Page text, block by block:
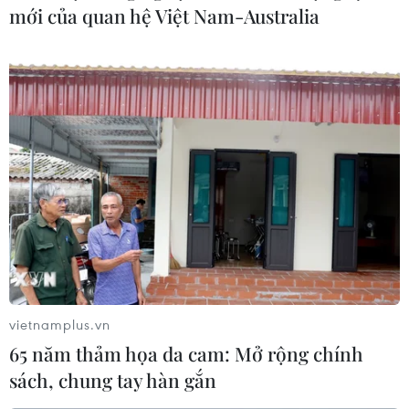
#Thuế giá trị gia tăng #Tổng cục Thuế
#VCCI
#Tuân thủ pháp luật thuế
#Người nộp thuế
#Chỉ tiêu đánh giá người nộp thuế
#Quản lý rủi ro
#Hội Tư vấn Thuế Việt Nam
Theo dõi VietnamPlus
mới của quan hệ Việt Nam-Australia
vietnamplus.vn
65 năm thảm họa da cam: Mở rộng chính
sách, chung tay hàn gắn